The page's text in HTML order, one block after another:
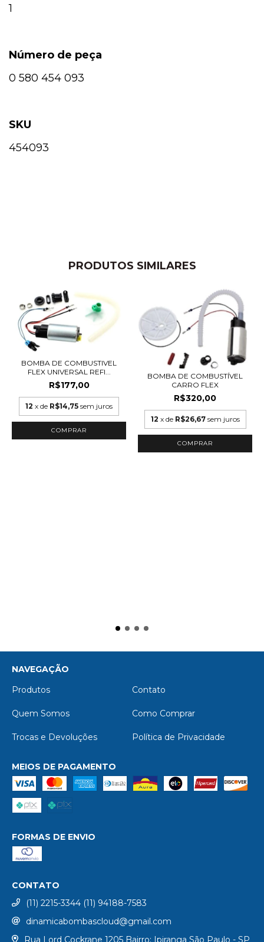
1
Número de peça
0 580 454 093
SKU
454093
PRODUTOS SIMILARES
BOMBA DE COMBUSTIVEL
FLEX UNIVERSAL REFI...
R$177,00
12 x de R$14,75 sem juros
BOMBA DE COMBUSTÍVEL
CARRO FLEX
R$320,00
12 x de R$26,67 sem juros
NAVEGAÇÃO
Produtos
Contato
Quem Somos Como Comprar
Trocas e Devoluções Política de Privacidade
MEIOS DE PAGAMENTO
FORMAS DE ENVIO
CONTATO
(11) 2215-3344 (11) 94188-7583
dinamicabombascloud@gmail.com
Rua Lord Cockrane 1205 Bairro: Ipiranga São Paulo - SP